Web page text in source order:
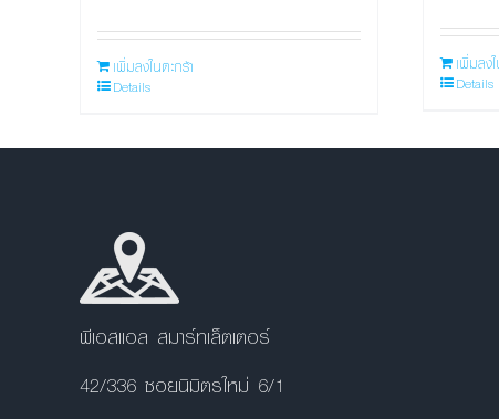
เพิ่มลงในตะกร้า
Details
เพิ่มลง
Details
พีเอสแอล สมาร์ทเล็ตเตอร์
42/336 ซอยนิมิตรใหม่ 6/1